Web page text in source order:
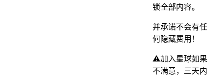
锁全部内容。
并承诺不会有任
何隐藏费用！
⚠️加入星球如果
不满意，三天内